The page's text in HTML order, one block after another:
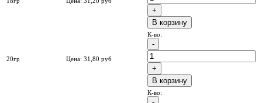
B корзину
20гр Цена: 31,80 руб
К-во:
B корзину
К-во: